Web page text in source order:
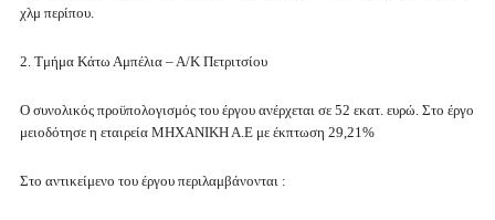
χλμ περίπου.
2. Τμήμα Κάτω Αμπέλια – Α/Κ Πετριτσίου
Ο συνολικός προϋπολογισμός του έργου ανέρχεται σε 52 εκατ. ευρώ. Στο έργο
μειοδότησε η εταιρεία ΜΗΧΑΝΙΚΗ Α.Ε με έκπτωση 29,21%
Στο αντικείμενο του έργου περιλαμβάνονται :